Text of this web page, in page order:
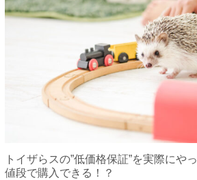
トイザらスの”低価格保証”を実際にや
値段で購入できる！？